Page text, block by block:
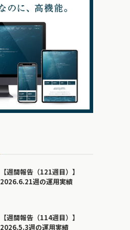
【週間報告（121週目）】
2026.6.21週の運用実績
【週間報告（114週目）】
2026.5.3週の運用実績